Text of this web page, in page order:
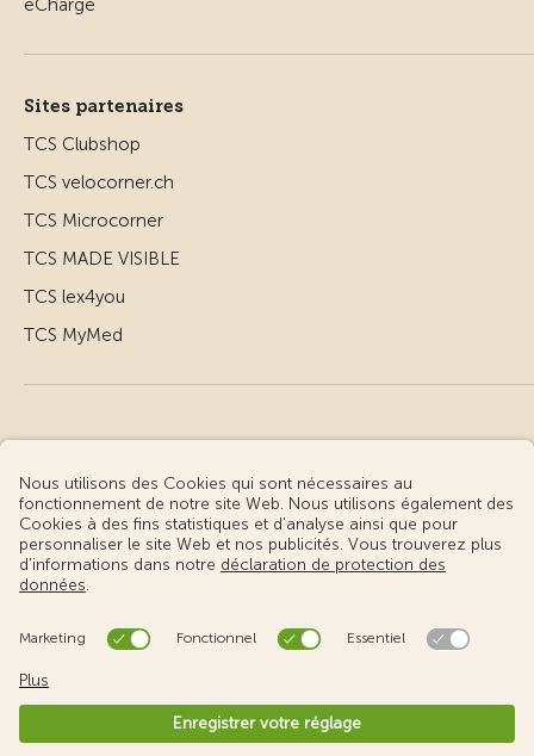
Sites partenaires
TCS Clubshop
TCS velocorner.ch
TCS Microcorner
TCS MADE VISIBLE
TCS lex4you
TCS MyMed
Conditions d’utilisation – informations juridiques
Gestion des cookies